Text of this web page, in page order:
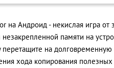
на Андроид - некислая игра от
памяти на
перетащите на
хода копирования